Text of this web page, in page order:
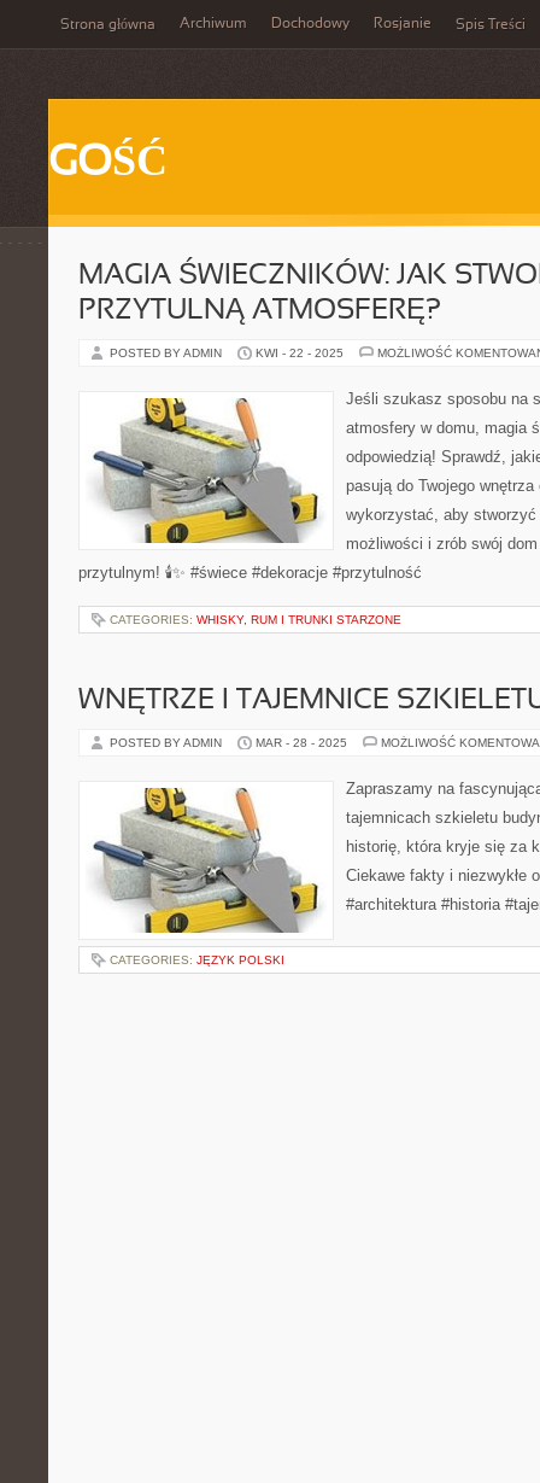
Strona główna Archiwum Dochodowy Rosjanie Spis Treści
GOŚĆ
MAGIA ŚWIECZNIKÓW: JAK
PRZYTULNĄ ATMOSFERĘ?
POSTED BY ADMIN KWI - 22 - 2025 MOŻLIWOŚĆ
Jeśli szukasz sposobu na
atmosfery w domu, magia
odpowiedzią! Sprawdź,
pasują do Twojego
wykorzystać, aby
możliwości i zrób swój
przytulnym! 🕯️✨ #świece #dekoracje #przytulność
CATEGORIES: WHISKY, RUM I TRUNKI STARZONE
WNĘTRZE I TAJEMNICE
POSTED BY ADMIN MAR - 28 - 2025 MOŻLIWOŚĆ
Zapraszamy na
tajemnicach szkieletu
historię, która kryje się za
Ciekawe fakty i niezwykłe
#architektura #historia
CATEGORIES: JĘZYK POLSKI